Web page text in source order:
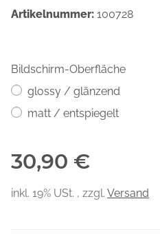
Artikelnummer: 100728
Bildschirm-Oberfläche
glossy / glänzend
matt / entspiegelt
30,90 €
inkl. 19% USt. , zzgl. Versand